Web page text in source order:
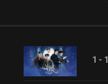
1 - 1